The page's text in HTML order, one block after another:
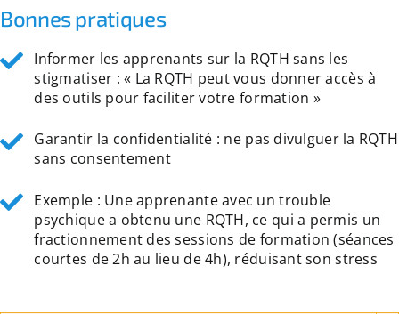
Bonnes pratiques
Informer les apprenants sur la RQTH sans les
stigmatiser : « La RQTH peut vous donner accès à
des outils pour faciliter votre formation »
Garantir la confidentialité : ne pas divulguer la RQTH
sans consentement
Exemple : Une apprenante avec un trouble
psychique a obtenu une RQTH, ce qui a permis un
fractionnement des sessions de formation (séances
courtes de 2h au lieu de 4h), réduisant son stress